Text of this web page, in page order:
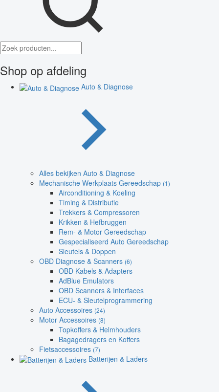
Shop op afdeling
Auto & Diagnose
Alles bekijken Auto & Diagnose
Mechanische Werkplaats Gereedschap (1)
Airconditioning & Koeling
Timing & Distributie
Trekkers & Compressoren
Krikken & Hefbruggen
Rem- & Motor Gereedschap
Gespecialiseerd Auto Gereedschap
Sleutels & Doppen
OBD Diagnose & Scanners (6)
OBD Kabels & Adapters
AdBlue Emulators
OBD Scanners & Interfaces
ECU- & Sleutelprogrammering
Auto Accessoires (24)
Motor Accessoires (8)
Topkoffers & Helmhouders
Bagagedragers en Koffers
Fietsaccessoires (7)
Batterijen & Laders